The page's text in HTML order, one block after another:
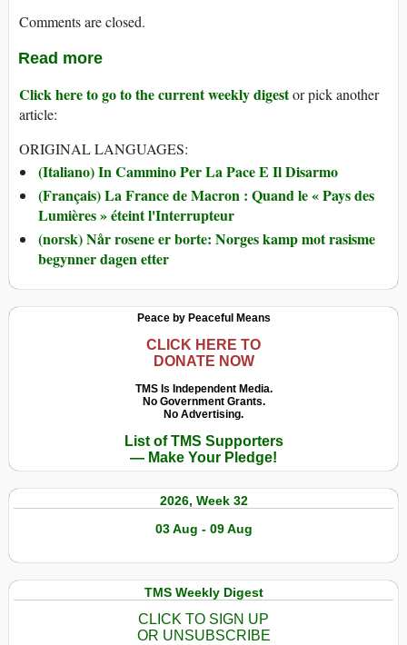
Comments are closed.
Read more
Click here to go to the current weekly digestor pick another
article:
ORIGINAL LANGUAGES:
(Italiano) In Cammino Per La Pace E Il Disarmo
(Français) La France de Macron : Quand le « Pays des
Lumières » éteint l'Interrupteur
(norsk) Når rosene er borte: Norges kamp mot rasisme
begynner dagen etter
Peace by Peaceful Means
CLICK HERE TO
DONATE NOW
TMS Is Independent Media.
No Government Grants.
No Advertising.
List of TMS Supporters
— Make Your Pledge!
2026, Week 32
03 Aug - 09 Aug
TMS Weekly Digest
CLICK TO SIGN UP
OR UNSUBSCRIBE